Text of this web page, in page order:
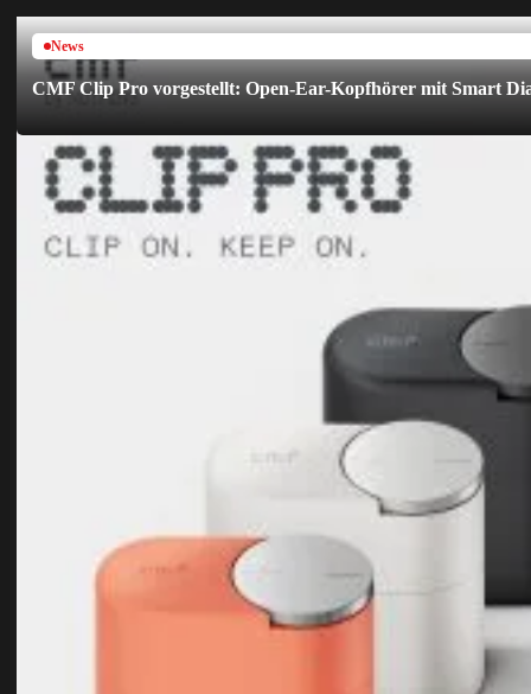
News
CMF Clip Pro vorgestellt: Open-Ear-Kopfhörer mit Smart